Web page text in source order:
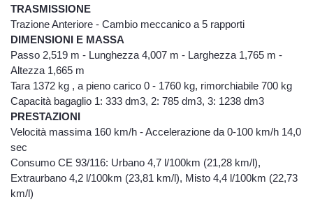
TRASMISSIONE
Trazione Anteriore - Cambio meccanico a 5 rapporti
DIMENSIONI E MASSA
Passo 2,519 m - Lunghezza 4,007 m - Larghezza 1,765 m -
Altezza 1,665 m
Tara 1372 kg , a pieno carico 0 - 1760 kg, rimorchiabile 700 kg
Capacità bagaglio 1: 333 dm3, 2: 785 dm3, 3: 1238 dm3
PRESTAZIONI
Velocità massima 160 km/h - Accelerazione da 0-100 km/h 14,0
sec
Consumo CE 93/116: Urbano 4,7 l/100km (21,28 km/l),
Extraurbano 4,2 l/100km (23,81 km/l), Misto 4,4 l/100km (22,73
km/l)